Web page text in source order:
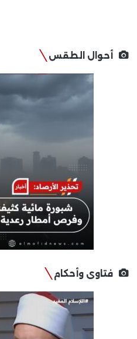
أحوال الطقس
فتاوى وأحكام